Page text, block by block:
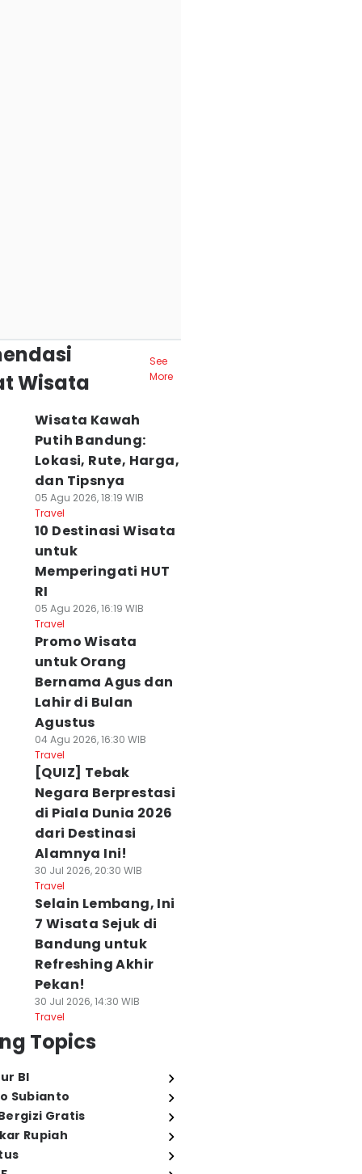
Wisata
See
More
Wisata Kawah
Putih Bandung:
Lokasi, Rute, Harga,
dan Tipsnya
05 Agu 2026, 18:19 WIB
Travel
10 Destinasi Wisata
untuk
Memperingati HUT
RI
05 Agu 2026, 16:19 WIB
Travel
Promo Wisata
untuk Orang
Bernama Agus dan
Lahir di Bulan
Agustus
04 Agu 2026, 16:30 WIB
Travel
[QUIZ] Tebak
Negara Berprestasi
di Piala Dunia 2026
dari Destinasi
Alamnya Ini!
30 Jul 2026, 20:30 WIB
Travel
Selain Lembang, Ini
7 Wisata Sejuk di
Bandung untuk
Refreshing Akhir
Pekan!
30 Jul 2026, 14:30 WIB
Travel
Topics
BI
Subianto
Gratis
Rupiah